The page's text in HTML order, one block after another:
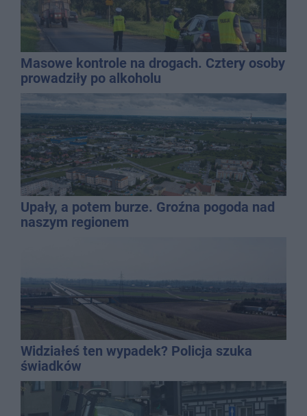
Masowe kontrole na drogach. Cztery osoby
prowadziły po alkoholu
Upały, a potem burze. Groźna pogoda nad
naszym regionem
Widziałeś ten wypadek? Policja szuka
świadków